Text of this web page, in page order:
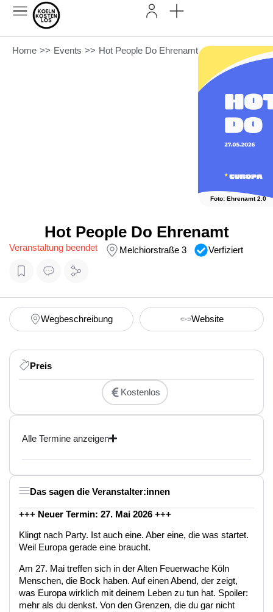
Home >> Events >> Hot People Do Ehrenamt
Foto: Ehrenamt 2.0
Hot People Do Ehrenamt
Veranstaltung beendet Melchiorstraße 3 Verfiziert
Wegbeschreibung Website
Preis
Kostenlos
Alle Termine anzeigen
Das sagen die Veranstalter:innen
+++ Neuer Termin: 27. Mai 2026 +++
Klingt nach Party. Ist auch eine. Aber eine, die was startet.
Weil Europa gerade eine braucht.
Am 27. Mai treffen sich in der Alten Feuerwache Köln
Menschen, die Bock haben. Auf einen Abend, der zeigt,
was Europa wirklich mit deinem Leben zu tun hat. Spoiler:
mehr als du denkst. Von den Grenzen, die du gar nicht